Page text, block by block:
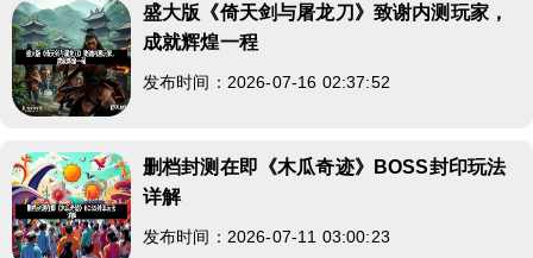
盛大版《倚天剑与屠龙刀》致谢内测玩家，
成就辉煌一程
发布时间：2026-07-16 02:37:52
删档封测在即《木瓜奇迹》BOSS封印玩法
详解
发布时间：2026-07-11 03:00:23